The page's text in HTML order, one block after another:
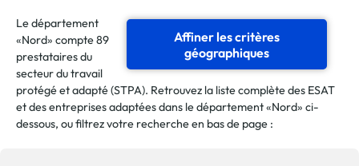
Affiner les critères
géographiques
Le département
«Nord» compte 89
prestataires du
secteur du travail
protégé et adapté (STPA). Retrouvez la liste complète des ESAT
et des entreprises adaptées dans le département «Nord» ci-
dessous, ou filtrez votre recherche en bas de page :